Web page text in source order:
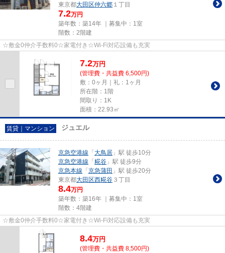
東京都大田区仲六郷 １丁目
7.2万円
築年数：築14年 ｜募集中： 1室
階数：2階建
☆敷金0仲介手数料0☆家電付き☆Wi-Fi対応設備も充実
7.2万円
(管理費・共益費 6,500円)
敷：0ヶ月｜礼：1ヶ月
所在階：1階
間取り：1K
面積：22.93㎡
賃貸｜マンション ジュエル
京急空港線 「 大鳥居 」駅 徒歩10分
京急空港線 「 糀谷 」駅 徒歩9分
京急本線 「 京急蒲田 」駅 徒歩20分
東京都大田区西糀谷 ３丁目
8.4万円
築年数：築16年 ｜募集中： 1室
階数：4階建
☆敷金0仲介手数料0☆家電付き☆Wi-Fi対応設備も充実
8.4万円
(管理費・共益費 8,500円)